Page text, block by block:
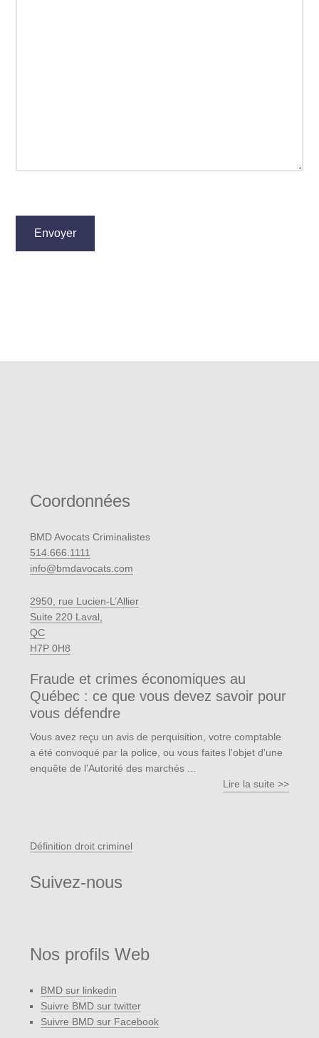
Coordonnées
BMD Avocats Criminalistes
514.666.1111
info@bmdavocats.com
2950, rue Lucien-L’Allier
Suite 220 Laval,
QC
H7P 0H8
Fraude et crimes économiques au
Québec : ce que vous devez savoir pour
vous défendre
Vous avez reçu un avis de perquisition, votre comptable
a été convoqué par la police, ou vous faites l'objet d'une
enquête de l'Autorité des marchés ...
Lire la suite >>
Définition droit criminel
Suivez-nous
Nos profils Web
BMD sur linkedin
Suivre BMD sur twitter
Suivre BMD sur Facebook